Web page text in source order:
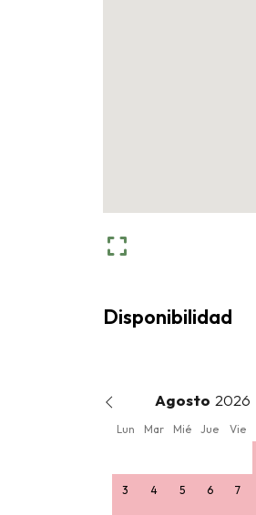
Disponibilidad
Agosto
Lun Mar Mié Jue Vie
3 4 5 6 7